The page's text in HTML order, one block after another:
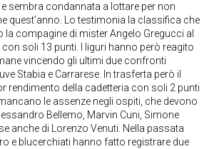
sembra condannata a lottare per non
quest’anno. Lo testimonia la classifica che
la compagine di mister Angelo Gregucci al
soli 13 punti. I liguri hanno però reagito
vincendo gli ultimi due confronti
Stabia e Carrarese. In trasferta però il
rendimento della cadetteria con soli 2 punti
le assenze negli ospiti, che devono
Bellemo, Marvin Cuni, Simone
anche di Lorenzo Venuti. Nella passata
e blucerchiati hanno fatto registrare due